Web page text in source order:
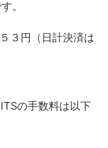
。
３円（日計決済は
の手数料は以下